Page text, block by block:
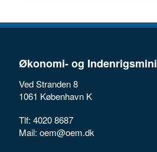
Økonomi- og
Ved Stranden 8
1061 København K
Tlf: 4020 8687
Mail: oem@oem.dk